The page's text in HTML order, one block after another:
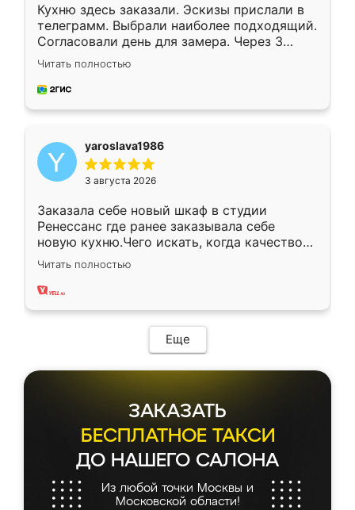
Кухню здесь заказали. Эскизы прислали в
телеграмм. Выбрали наиболее подходящий.
Согласовали день для замера. Через 3
недели кухня была уже готова. Остались
довольны работой. Спасибо Ренессанс
мебель за качественную работу!
Читать полностью
yaroslava1986
3 августа 2026
Заказала себе новый шкаф в студии
Ренессанс где ранее заказывала себе
новую кухню.Чего искать, когда качеством
вполне довольна. Служит кухня уже почти
два года, нареканий нет.
Читать полностью
Еще
ЗАКАЗАТЬ
БЕСПЛАТНОЕ ТАКСИ
ДО НАШЕГО САЛОНА
Из любой точки Москвы и
Московской области!